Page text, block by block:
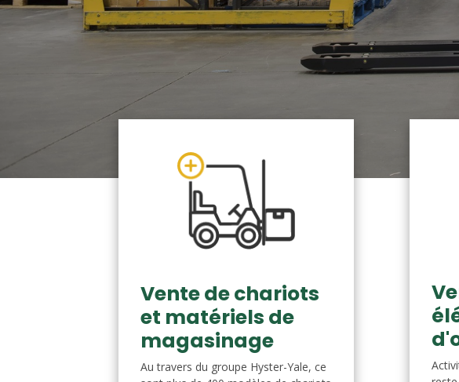
Vente de chariots
et matériels de
magasinage
Au travers du groupe Hyster-Yale, ce